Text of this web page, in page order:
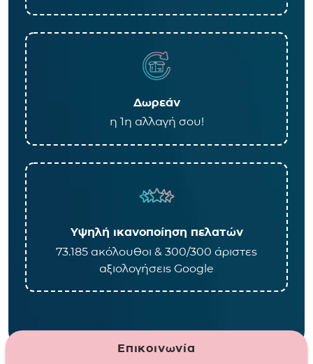
Δωρεάν
η 1η αλλαγή σου!
Υψηλή ικανοποίηση πελατών
73.185 ακόλουθοι & 300/300 άριστες
αξιολογήσεις Google
Επικοινωνία